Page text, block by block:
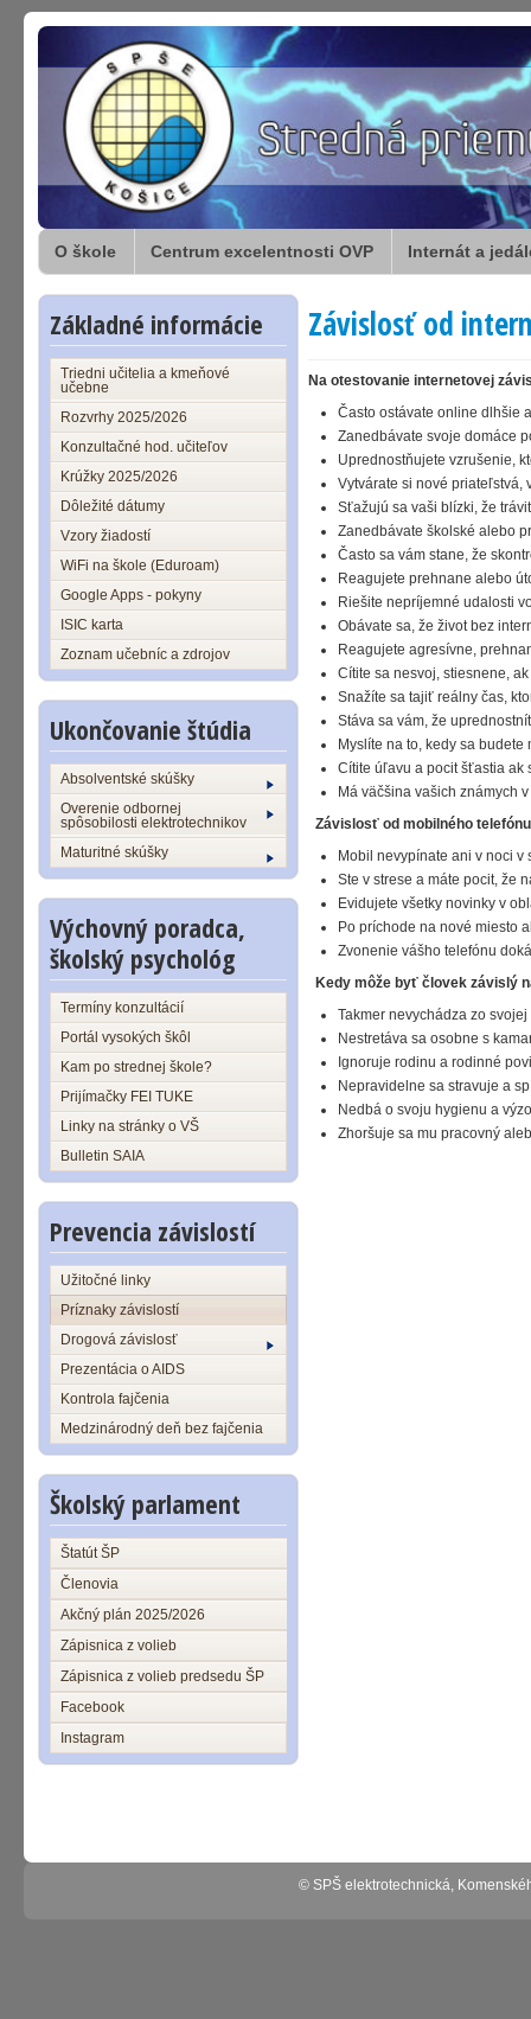
O škole Centrum excelentnosti OVP Internát a
Základné informácie
Triedni učitelia a kmeňové
učebne
Rozvrhy 2025/2026
Konzultačné hod. učiteľov
Krúžky 2025/2026
Dôležité dátumy
Vzory žiadostí
WiFi na škole (Eduroam)
Google Apps - pokyny
ISIC karta
Zoznam učebníc a zdrojov
Ukončovanie štúdia
Absolventské skúšky
Overenie odbornej
spôsobilosti elektrotechnikov
Maturitné skúšky
Výchovný poradca,
školský psychológ
Termíny konzultácií
Portál vysokých škôl
Kam po strednej škole?
Prijímačky FEI TUKE
Linky na stránky o VŠ
Bulletin SAIA
Prevencia závislostí
Užitočné linky
Príznaky závislostí
Drogová závislosť
Prezentácia o AIDS
Kontrola fajčenia
Medzinárodný deň bez fajčenia
Školský parlament
Štatút ŠP
Členovia
Akčný plán 2025/2026
Zápisnica z volieb
Zápisnica z volieb predsedu ŠP
Facebook
Instagram
Závislosť od
Na otestovanie internetovej
Často ostávate online dlhšie
Zanedbávate svoje domáce
Uprednostňujete vzrušenie,
Vytvárate si nové priateľstvá,
Sťažujú sa vaši blízki, že
Zanedbávate školské alebo
Často sa vám stane, že
Reagujete prehnane alebo
Riešite nepríjemné udalosti
Obávate sa, že život bez
Reagujete agresívne,
Cítite sa nesvoj, stiesnene,
Snažíte sa tajiť reálny čas,
Stáva sa vám, že
Myslíte na to, kedy sa
Cítite úľavu a pocit šťastia ak
Má väčšina vašich známych
Závislosť od mobilného
Mobil nevypínate ani v noci v
Ste v strese a máte pocit, že
Evidujete všetky novinky v
Po príchode na nové miesto
Zvonenie vášho telefónu
Kedy môže byť človek závislý
Takmer nevychádza zo svojej
Nestretáva sa osobne s
Ignoruje rodinu a rodinné
Nepravidelne sa stravuje a
Nedbá o svoju hygienu a
Zhoršuje sa mu pracovný
© SPŠ elektrotechnická,